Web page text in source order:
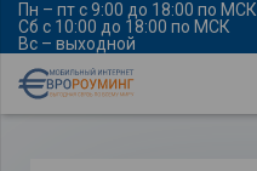
Пн – пт с 9:00 до 18:00 по МСК
Сб с 10:00 до 18:00 по МСК
Вс – выходной